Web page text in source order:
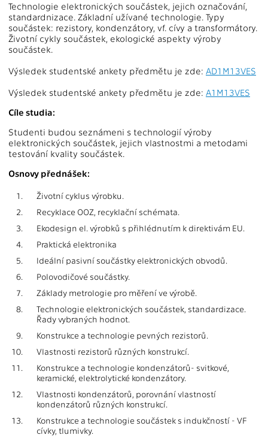
Technologie elektronických součástek, jejich označování,
standardnizace. Základní užívané technologie. Typy
součástek: rezistory, kondenzátory, vf. cívy a transformátory.
Životní cykly součástek, ekologické aspekty výroby
součástek.
Výsledek studentské ankety předmětu je zde: AD1M13VES
Výsledek studentské ankety předmětu je zde: A1M13VES
Cíle studia:
Studenti budou seznámeni s technologií výroby
elektronických součástek, jejich vlastnostmi a metodami
testování kvality součástek.
Osnovy přednášek:
1.
Životní cyklus výrobku.
2.
Recyklace OOZ, recyklační schémata.
3.
Ekodesign el. výrobků s přihlédnutím k direktivám EU.
4.
Praktická elektronika
5.
Ideální pasivní součástky elektronických obvodů.
6.
Polovodičové součástky.
7.
Základy metrologie pro měření ve výrobě.
8.
Technologie elektronických součástek, standardizace.
Řady vybraných hodnot.
9.
Konstrukce a technologie pevných rezistorů.
10.
Vlastnosti rezistorů různých konstrukcí.
11.
Konstrukce a technologie kondenzátorů- svitkové,
keramické, elektrolytické kondenzátory.
12.
Vlastnosti kondenzátorů, porovnání vlastností
kondenzátorů různých konstrukcí.
13.
Konstrukce a technologie součástek s indukčností - VF
cívky, tlumivky.